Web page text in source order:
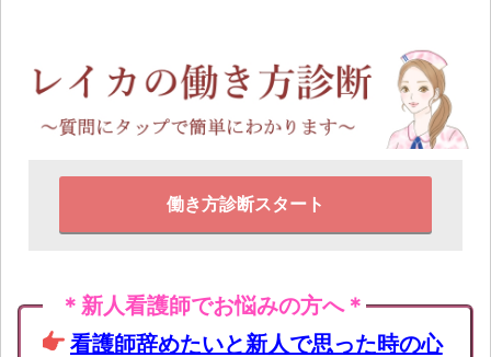
働き方診断スタート
＊新人看護師でお悩みの方へ＊
看護師辞めたいと新人で思った時の心